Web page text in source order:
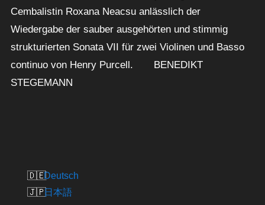
Cembalistin Roxana Neacsu anlässlich der
Wiedergabe der sauber ausgehörten und stimmig
strukturierten Sonata VII für zwei Violinen und Basso
continuo von Henry Purcell. BENEDIKT
STEGEMANN
Deutsch
日本語